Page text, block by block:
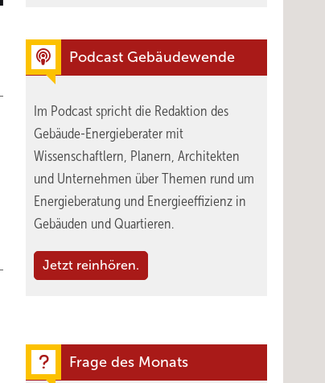
Podcast Gebäudewende
Im Podcast spricht die Redaktion des
Gebäude-Energieberater mit
Wissenschaftlern, Planern, Architekten
und Unternehmen über Themen rund um
Energieberatung und Energieeffizienz in
Gebäuden und Quartieren.
Jetzt reinhören.
Frage des Monats